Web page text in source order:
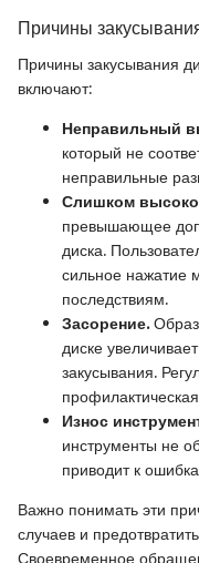
Причины
Причины закусывания
включают:
Неправильный
который не
неправильные
Слишком
превышающее
диска.
сильное нажатие
последствиям.
Засорение.
диске
закусывания.
Износ
инструменты не
приводит к
Важно понимать эти
случаев и
Своевременное